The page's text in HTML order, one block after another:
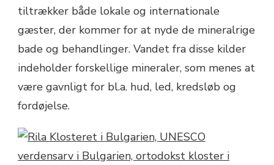
tiltrækker både lokale og internationale
gæster, der kommer for at nyde de mineralrige
bade og behandlinger. Vandet fra disse kilder
indeholder forskellige mineraler, som menes at
være gavnligt for bl.a. hud, led, kredsløb og
fordøjelse.